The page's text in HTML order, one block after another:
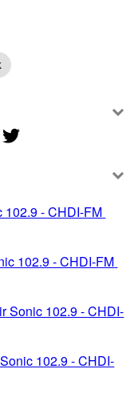
102.9 - CHDI-FM
102.9 - CHDI-FM
Sonic 102.9 - CHDI-
102.9 - CHDI-